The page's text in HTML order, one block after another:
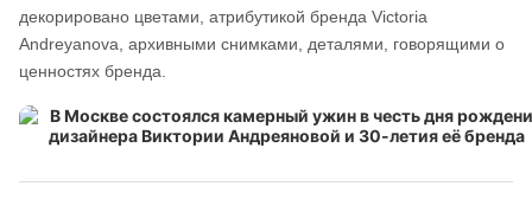
декорировано цветами, атрибутикой бренда Victoria
Andreyanova, архивными снимками, деталями, говорящими о
ценностях бренда.